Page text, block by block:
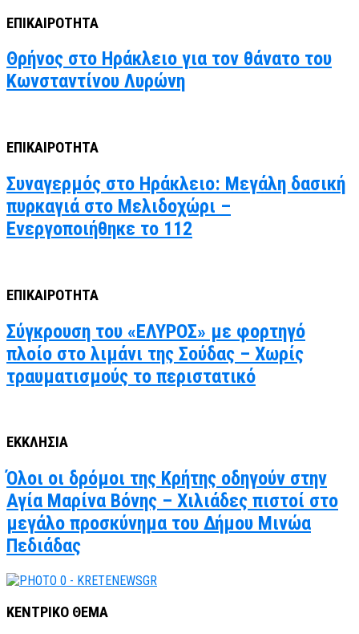
ΕΠΙΚΑΙΡΟΤΗΤΑ
Θρήνος στο Ηράκλειο για τον θάνατο του
Κωνσταντίνου Λυρώνη
ΕΠΙΚΑΙΡΟΤΗΤΑ
Συναγερμός στο Ηράκλειο: Μεγάλη δασική
πυρκαγιά στο Μελιδοχώρι –
Ενεργοποιήθηκε το 112
ΕΠΙΚΑΙΡΟΤΗΤΑ
Σύγκρουση του «ΕΛΥΡΟΣ» με φορτηγό
πλοίο στο λιμάνι της Σούδας – Χωρίς
τραυματισμούς το περιστατικό
ΕΚΚΛΗΣΙΑ
Όλοι οι δρόμοι της Κρήτης οδηγούν στην
Αγία Μαρίνα Βόνης – Χιλιάδες πιστοί στο
μεγάλο προσκύνημα του Δήμου Μινώα
Πεδιάδας
ΚΕΝΤΡΙΚΟ ΘΕΜΑ